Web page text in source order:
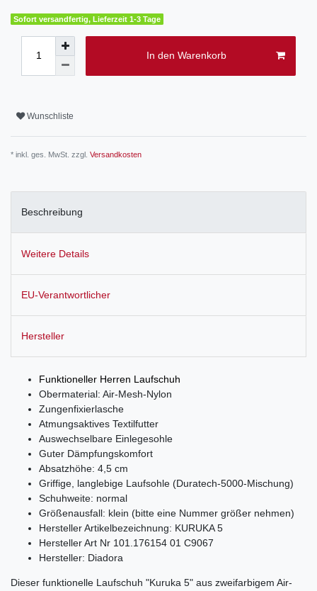
Sofort versandfertig, Lieferzeit 1-3 Tage
In den Warenkorb
Wunschliste
* inkl. ges. MwSt. zzgl. Versandkosten
Beschreibung
Weitere Details
EU-Verantwortlicher
Hersteller
Funktioneller Herren Laufschuh
Obermaterial: Air-Mesh-Nylon
Zungenfixierlasche
Atmungsaktives Textilfutter
Auswechselbare Einlegesohle
Guter Dämpfungskomfort
Absatzhöhe: 4,5 cm
Griffige, langlebige Laufsohle (Duratech-5000-Mischung)
Schuhweite: normal
Größenausfall: klein (bitte eine Nummer größer nehmen)
Hersteller Artikelbezeichnung: KURUKA 5
Hersteller Art Nr 101.176154 01 C9067
Hersteller: Diadora
Dieser funktionelle Laufschuh "Kuruka 5" aus zweifarbigem Air-